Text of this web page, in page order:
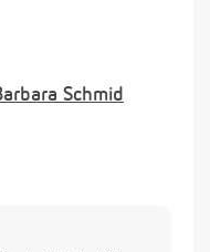
Schmid